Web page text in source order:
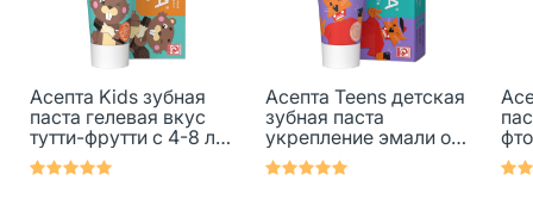
Асепта Kids зубная
паста гелевая вкус
тутти-фрутти с 4-8 лет
50 мл 1 шт
Асепта Teens детская
зубная паста
укрепление эмали от
8 лет 50 мл 1 шт
мл